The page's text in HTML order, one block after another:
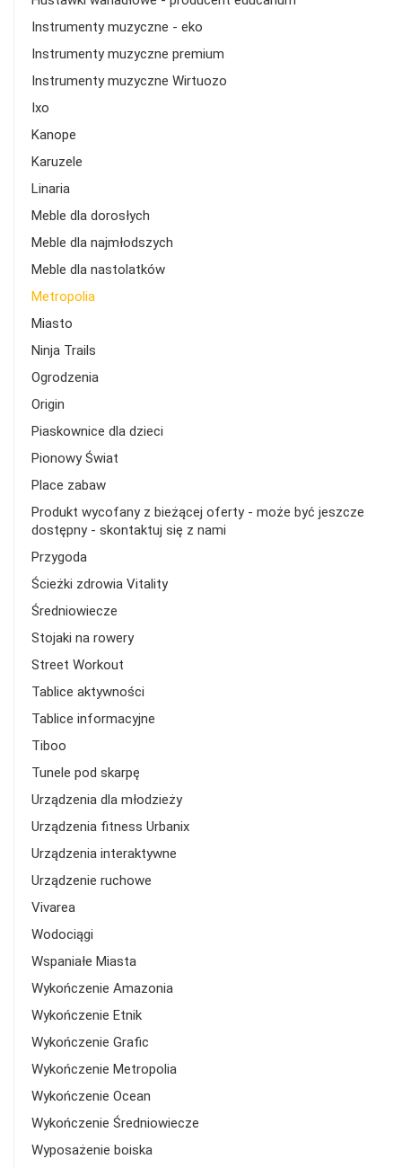
Instrumenty muzyczne - eko
Instrumenty muzyczne premium
Instrumenty muzyczne Wirtuozo
Ixo
Kanope
Karuzele
Linaria
Meble dla dorosłych
Meble dla najmłodszych
Meble dla nastolatków
Metropolia
Miasto
Ninja Trails
Ogrodzenia
Origin
Piaskownice dla dzieci
Pionowy Świat
Place zabaw
Produkt wycofany z bieżącej oferty - może być jeszcze
dostępny - skontaktuj się z nami
Przygoda
Ścieżki zdrowia Vitality
Średniowiecze
Stojaki na rowery
Street Workout
Tablice aktywności
Tablice informacyjne
Tiboo
Tunele pod skarpę
Urządzenia dla młodzieży
Urządzenia fitness Urbanix
Urządzenia interaktywne
Urządzenie ruchowe
Vivarea
Wodociągi
Wspaniałe Miasta
Wykończenie Amazonia
Wykończenie Etnik
Wykończenie Grafic
Wykończenie Metropolia
Wykończenie Ocean
Wykończenie Średniowiecze
Wyposażenie boiska